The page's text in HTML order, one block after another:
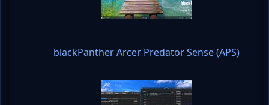
blackPanther Arcer Predator Sense (APS)